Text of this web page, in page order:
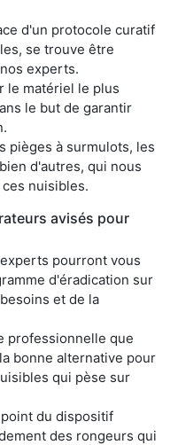
d'un protocole curatif
se trouve être
experts.
le matériel le plus
le but de garantir
pièges à surmulots, les
d'autres, qui nous
nuisibles.
avisés pour
pourront vous
d'éradication sur
et de la
professionnelle que
bonne alternative pour
qui pèse sur
du dispositif
des rongeurs qui